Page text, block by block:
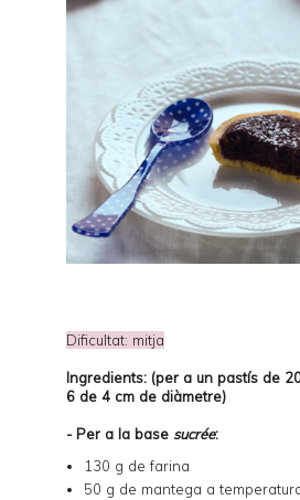
Dificultat: mitja
Ingredients: (per a un pastís de
6 de 4 cm de diàmetre)
- Per a la base sucrée:
130 g de farina
50 g de mantega a